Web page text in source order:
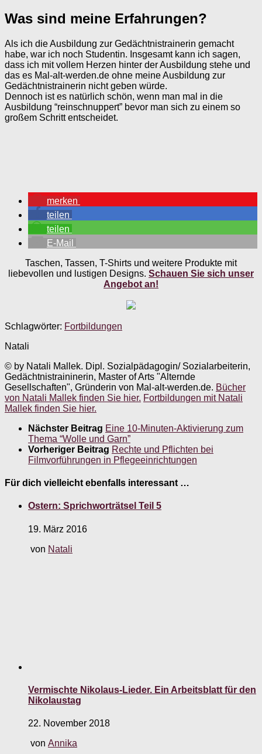
Was sind meine Erfahrungen?
Als ich die Ausbildung zur Gedächtnistrainerin gemacht
habe, war ich noch Studentin. Insgesamt kann ich sagen,
dass ich mit vollem Herzen hinter der Ausbildung stehe und
das es Mal-alt-werden.de ohne meine Ausbildung zur
Gedächtnistrainerin nicht geben würde.
Dennoch ist es natürlich schön, wenn man mal in die
Ausbildung “reinschnuppert” bevor man sich zu einem so
großem Schritt entscheidet.
merken
teilen
teilen
E-Mail
Taschen, Tassen, T-Shirts und weitere Produkte mit
liebevollen und lustigen Designs. Schauen Sie sich unser
Angebot an!
Schlagwörter: Fortbildungen
Natali
© by Natali Mallek. Dipl. Sozialpädagogin/ Sozialarbeiterin,
Gedächtnistraininerin, Master of Arts "Alternde
Gesellschaften", Gründerin von Mal-alt-werden.de. Bücher
von Natali Mallek finden Sie hier. Fortbildungen mit Natali
Mallek finden Sie hier.
Nächster Beitrag Eine 10-Minuten-Aktivierung zum
Thema “Wolle und Garn”
Vorheriger Beitrag Rechte und Pflichten bei
Filmvorführungen in Pflegeeinrichtungen
Für dich vielleicht ebenfalls interessant …
Ostern: Sprichworträtsel Teil 5
19. März 2016
von Natali
Vermischte Nikolaus-Lieder. Ein Arbeitsblatt für den
Nikolaustag
22. November 2018
von Annika